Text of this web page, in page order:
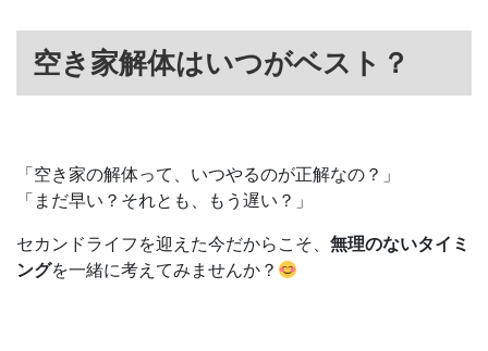
空き家解体はいつがベスト？
「空き家の解体って、いつやるのが正解なの？」
「まだ早い？それとも、もう遅い？」
セカンドライフを迎えた今だからこそ、 無理のないタイミ
ングを一緒に考えてみませんか？